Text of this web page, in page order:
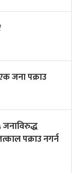
जना पक्राउ
पक्राउ नगर्न